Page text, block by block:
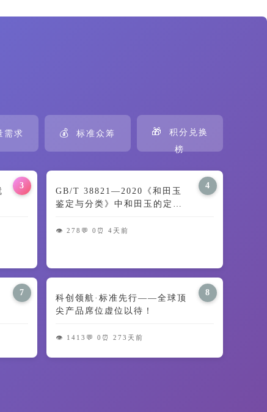
需求 💰 标准众筹 🎁
积分兑换
榜
3 4
GB/T 38821—2020《和田玉
鉴定与分类》中和田玉的定义
👁️ 278 💬 0 ⏰ 4天前
7 8
科创领航·标准先行——全球顶
尖产品席位虚位以待！
👁️ 1413 💬 0 ⏰ 273天前